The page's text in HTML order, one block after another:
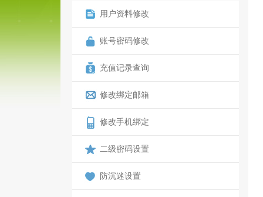
用户资料修改
账号密码修改
充值记录查询
修改绑定邮箱
修改手机绑定
二级密码设置
防沉迷设置